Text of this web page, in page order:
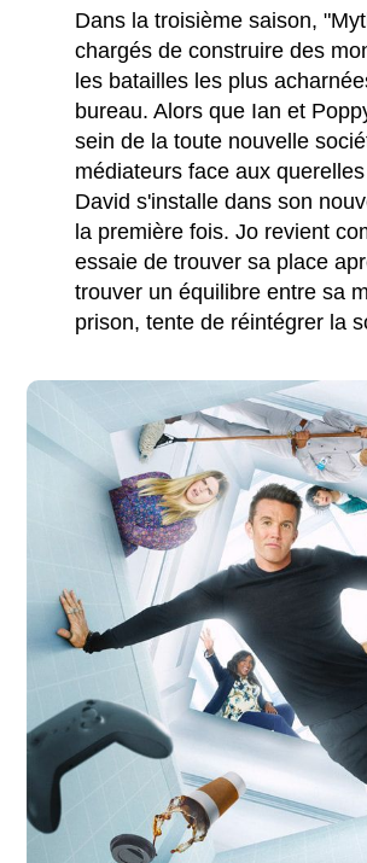
Dans la troisième saison,
chargés de construire des
les batailles les plus
bureau. Alors que Ian et
sein de la toute nouvelle
médiateurs face aux
David s'installe dans son
la première fois. Jo revient
essaie de trouver sa place
trouver un équilibre entre sa
prison, tente de réintégrer la